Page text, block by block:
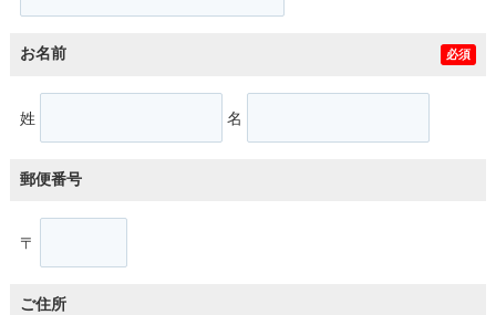
お名前 必須
姓 名
郵便番号
〒
ご住所